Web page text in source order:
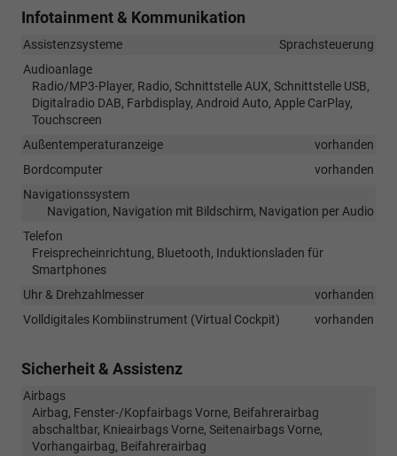
Infotainment & Kommunikation
Assistenzsysteme
Sprachsteuerung
Audioanlage
Radio/MP3-Player, Radio, Schnittstelle AUX, Schnittstelle USB,
Digitalradio DAB, Farbdisplay, Android Auto, Apple CarPlay,
Touchscreen
Außentemperaturanzeige
vorhanden
Bordcomputer
vorhanden
Navigationssystem
Navigation, Navigation mit Bildschirm, Navigation per Audio
Telefon
Freisprecheinrichtung, Bluetooth, Induktionsladen für
Smartphones
Uhr & Drehzahlmesser
vorhanden
Volldigitales Kombiinstrument (Virtual Cockpit)
vorhanden
Sicherheit & Assistenz
Airbags
Airbag, Fenster-/Kopfairbags Vorne, Beifahrerairbag
abschaltbar, Knieairbags Vorne, Seitenairbags Vorne,
Vorhangairbag, Beifahrerairbag